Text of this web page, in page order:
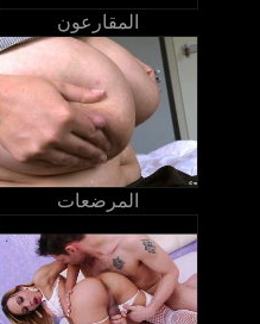
المقارعون
المرضعات